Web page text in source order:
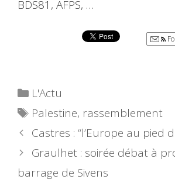
BDS81, AFPS, …
Catégories
L'Actu
Étiquettes
Palestine, rassemblement
Castres : “l’Europe au pied
Graulhet : soirée débat à
barrage de Sivens